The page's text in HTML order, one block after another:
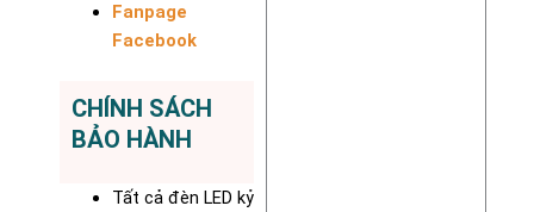
Fanpage
Facebook
CHÍNH SÁCH
BẢO HÀNH
Tất cả đèn LED kỷ